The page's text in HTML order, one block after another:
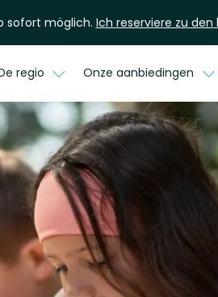
sofort möglich. Ich reserviere zu
regio Onze aanbiedingen